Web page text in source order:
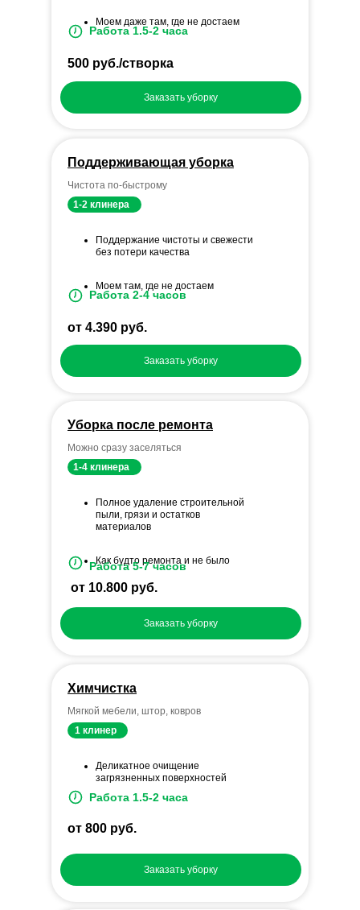
Деликатное очищение
загрязненных поверхностей
Мягкой мебели, штор, ковров
от 800 руб.
Химчистка
Работа 1.5-2 часа
1 клинер
Заказать уборку
Полное удаление строительной
пыли, грязи и остатков
материалов
Как будто ремонта и не было
Можно сразу заселяться
от 10.800 руб.
Уборка после ремонта
Работа 5-7 часов
1-4 клинера
Заказать уборку
Поддержание чистоты и свежести
без потери качества
Моем там, где не достаем
Чистота по-быстрому
от 4.390 руб.
Поддерживающая уборка
Работа 2-4 часов
1-2 клинера
Заказать уборку
Моем даже там, где не достаем
500 руб./створка
Работа 1.5-2 часа
Заказать уборку